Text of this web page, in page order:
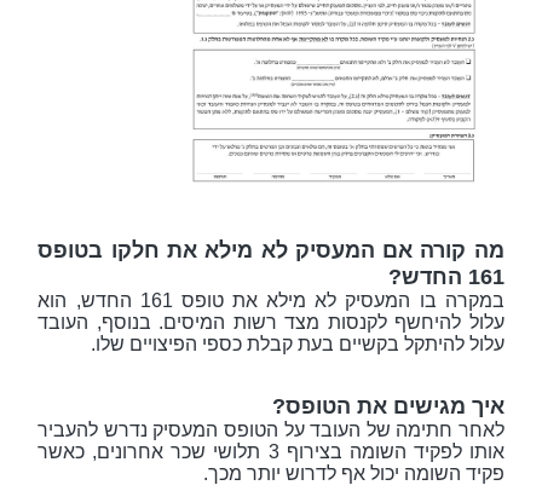
מה קורה אם המעסיק לא מילא את חלקו בטופס
161 החדש?
במקרה בו המעסיק לא מילא את טופס 161 החדש, הוא
עלול להיחשף לקנסות מצד רשות המיסים. בנוסף, העובד
עלול להיתקל בקשיים בעת קבלת כספי הפיצויים שלו.
איך מגישים את הטופס?
לאחר חתימה של העובד על הטופס המעסיק נדרש להעביר
אותו לפקיד השומה בצירוף 3 תלושי שכר אחרונים, כאשר
פקיד השומה יכול אף לדרוש יותר מכך.